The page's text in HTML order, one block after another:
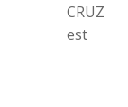
CRUZ
est